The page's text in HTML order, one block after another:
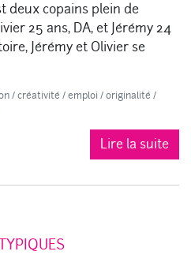
deux copains plein de
25 ans, DA, et Jérémy 24
Jérémy et Olivier se
/créativité /emploi /originalité /
Lire la suite